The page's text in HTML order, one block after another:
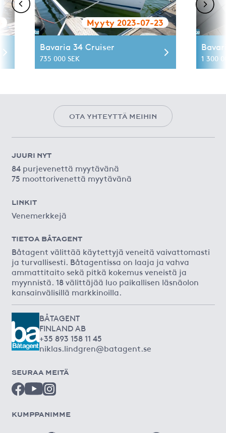
Myyty 2023-07-23
Bavaria 34 Cruiser
735 000 SEK 1 300
OTA YHTEYTTÄ MEIHIN
JUURI NYT
84 purjevenettä myytävänä
75 moottorivenettä myytävänä
LINKIT
Venemerkkejä
TIETOA BÅTAGENT
Båtagent välittää käytettyjä veneitä vaivattomasti
ja turvallisesti. Båtagentissa on laaja ja vahva
ammattitaito sekä pitkä kokemus veneistä ja
myynnistä. 18 välittäjää luo paikallisen läsnäolon
kansainvälisillä markkinoilla.
BÅTAGENT
FINLAND AB
+35 893 158 11 45
niklas.lindgren@batagent.se
SEURAA MEITÄ
KUMPPANIMME